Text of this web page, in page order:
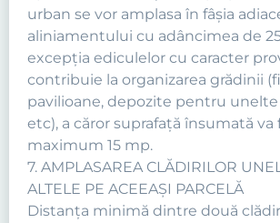
urban se vor amplasa în fâşia
aliniamentului cu adâncimea de
excepţia ediculelor cu caracter
contribuie la organizarea grădinii
pavilioane, depozite pentru
etc), a căror suprafaţă însumată va
maximum 15 mp.
7. AMPLASAREA CLĂDIRILOR
ALTELE PE ACEEAŞI PARCELĂ
Distanţa minimă dintre două